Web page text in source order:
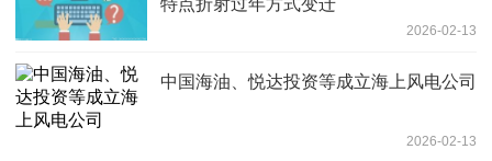
2026-02-13
中国海油、悦达投资等成立海上风电公司
2026-02-13